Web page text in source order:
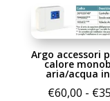
Argo accessori
calore
aria/acqua in
€60,00 - €